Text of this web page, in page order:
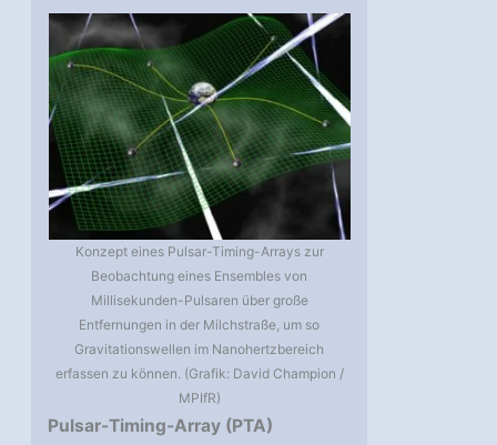
Konzept eines Pulsar-Timing-Arrays zur
Beobachtung eines Ensembles von
Millisekunden-Pulsaren über große
Entfernungen in der Milchstraße, um so
Gravitationswellen im Nanohertzbereich
erfassen zu können. (Grafik: David Champion /
MPIfR)
Pulsar-Timing-Array (PTA)